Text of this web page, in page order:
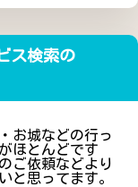
ス検索の
お城などの行っ
ほとんどです
ご依頼などより
と思ってます。